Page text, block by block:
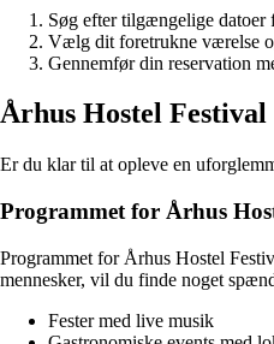
Søg efter tilgængelige datoer
Vælg dit foretrukne værelse
Gennemfør din reservation
Århus Hostel Festival
Er du klar til at opleve en
Programmet for Århus
Programmet for Århus Hostel
mennesker, vil du finde noget
Fester med live musik